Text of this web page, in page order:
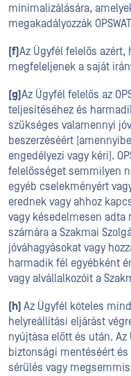
minimalizálására,
megakadályozzák
(f)Az Ügyfél felelős azért,
megfeleljenek a saját
(g)Az Ügyfél felelős az
teljesítéséhez és
szükséges valamennyi
beszerzéséért
engedélyezi vagy kéri).
felelősséget semmilyen
egyéb cselekményért
erednek vagy ahhoz
vagy késedelmesen adta
számára a Szakmai
jóváhagyásokat vagy
harmadik fél egyébként
vagy alvállalkozóit a
(h) Az Ügyfél köteles
helyreállítási eljárást
nyújtása előtt és után.
biztonsági mentéséért
sérülés vagy